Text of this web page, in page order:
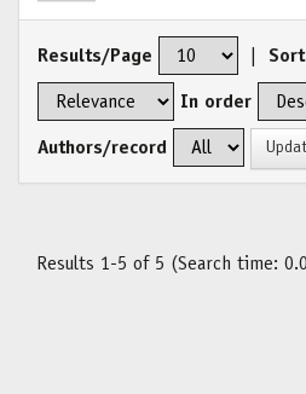
Results/Page
In order
Authors/record
Results 1-5 of 5 (Search time: